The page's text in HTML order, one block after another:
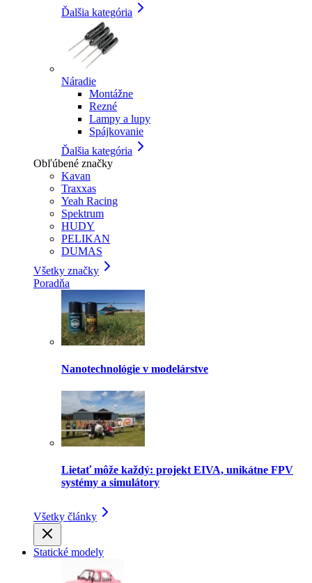
Ďalšia kategória
Náradie
Montážne
Rezné
Lampy a lupy
Spájkovanie
Ďalšia kategória
Obľúbené značky
Kavan
Traxxas
Yeah Racing
Spektrum
HUDY
PELIKAN
DUMAS
Všetky značky
Poradňa
Nanotechnológie v modelárstve
Lietať môže každý: projekt EIVA, unikátne FPV
systémy a simulátory
Všetky články
Statické modely